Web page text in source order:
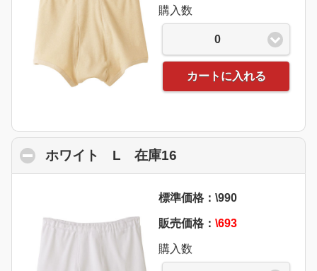
購入数
0
カートに入れる
ホワイト L 在庫16
標準価格：\990
販売価格： \693
購入数